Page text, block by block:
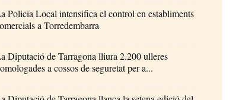
Policia Local intensifica el control en establiments
a Torredembarra
Diputació de Tarragona lliura 2.200 ulleres
a cossos de seguretat per a...